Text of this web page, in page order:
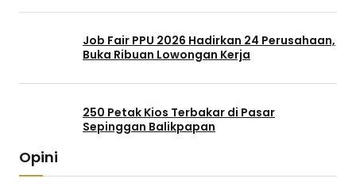
Job Fair PPU 2026 Hadirkan 24 Perusahaan,
Buka Ribuan Lowongan Kerja
250 Petak Kios Terbakar di Pasar
Sepinggan Balikpapan
Opini